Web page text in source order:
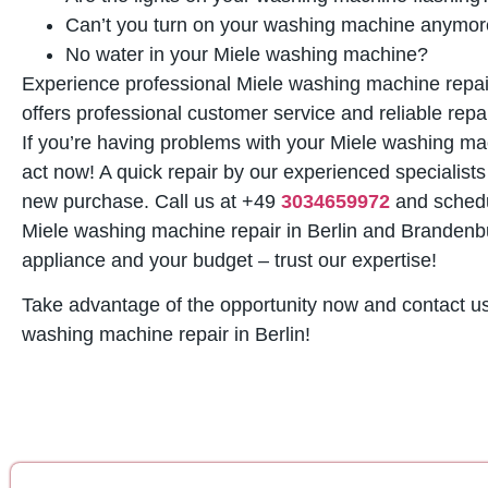
Can’t you turn on your washing machine
No water in your Miele washing machine?
Experience professional Miele washing machine
offers professional customer service and reliable
If you’re having problems with your Miele washing
act now! A quick repair by our experienced
new purchase. Call us at +49 3034659972 and
Miele washing machine repair in Berlin and
appliance and your budget – trust our expertise!
Take advantage of the opportunity now and contact
washing machine repair in Berlin!